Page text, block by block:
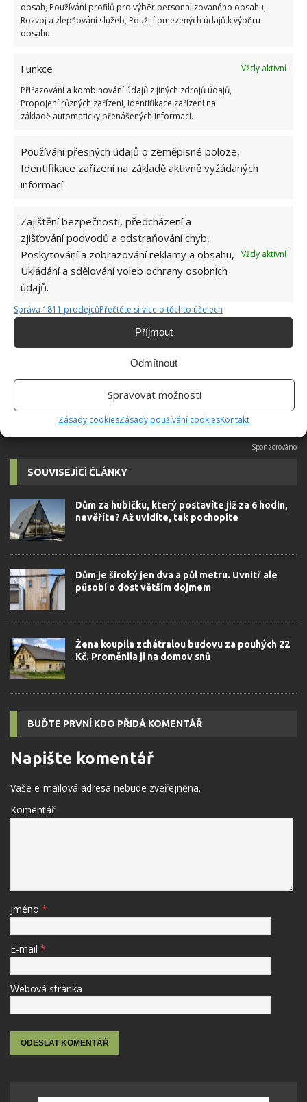
obsah, Používání profilů pro výběr personalizovaného obsahu,
Rozvoj a zlepšování služeb, Použití omezených údajů k výběru
obsahu.
Funkce
Vždy aktivní
Přiřazování a kombinování údajů z jiných zdrojů údajů,
Propojení různých zařízení, Identifikace zařízení na
základě automaticky přenášených informací.
Používání přesných údajů o zeměpisné poloze,
Identifikace zařízení na základě aktivně vyžádaných
informací.
Zajištění bezpečnosti, předcházení a
zjišťování podvodů a odstraňování chyb,
Poskytování a zobrazování reklamy a obsahu,
Ukládání a sdělování voleb ochrany osobních
údajů.
Vždy aktivní
Správa 1811 prodejcůPřečtěte si více o těchto účelech
Příjmout
Odmítnout
Spravovat možnosti
Zásady cookiesZásady používání cookiesKontakt
BYDLENÍ DOMOV DŮM PREFABRIKÁT
TINY HOUSE
Přidejte svůj názor
KOMENTOVAT
Do redakce Bydlimeutulne.cz se
přidala během svých studií a práce
redaktorky ji tak nadchla, že se
rozhodla zůstat. Její v...
SOUVISEJÍCÍ ČLÁNKY
Dům za hubičku, který postavíte již za 6 hodin,
nevěříte? Až uvidíte, tak pochopíte
Dům je široký jen dva a půl metru. Uvnitř ale
působí o dost větším dojmem
Žena koupila zchátralou budovu za pouhých 22
Kč. Proměnila ji na domov snů
BUĎTE PRVNÍ KDO PŘIDÁ KOMENTÁŘ
Napište komentář
Vaše e-mailová adresa nebude zveřejněna.
Komentář
Jméno *
E-mail *
Webová stránka